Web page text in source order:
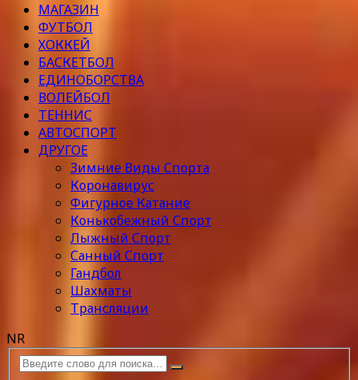
МАГАЗИН
ФУТБОЛ
ХОККЕЙ
БАСКЕТБОЛ
ЕДИНОБОРСТВА
ВОЛЕЙБОЛ
ТЕННИС
АВТОСПОРТ
ДРУГОЕ
Зимние Виды Спорта
Коронавирус
Фигурное Катание
Конькобежный Спорт
Лыжный Спорт
Санный Спорт
Гандбол
Шахматы
Трансляции
NR